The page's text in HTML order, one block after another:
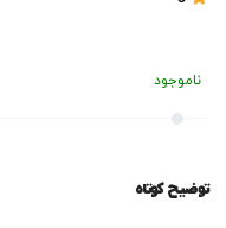
ناموجود
توضیح کوتاه